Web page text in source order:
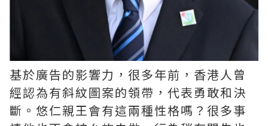
基於廣告的影響力，很多年前，香港人曾
經認為有斜紋圖案的領帶，代表勇敢和決
斷。悠仁親王會有這兩種性格嗎？很多事